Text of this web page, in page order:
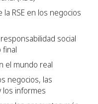
la RSE en los negocios
social
final
el mundo real
negocios, las
los informes